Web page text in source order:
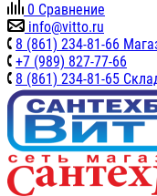
0 Сравнение
info@vitto.ru
8 (861) 234-81-66
+7 (989) 827-77-66
8 (861) 234-81-65